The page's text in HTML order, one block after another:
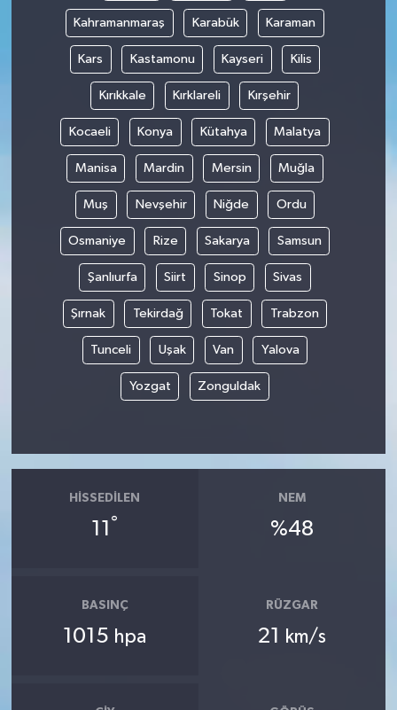
Kahramanmaraş Karabük Karaman
Kars Kastamonu Kayseri Kilis
Kırıkkale Kırklareli Kırşehir
Kocaeli Konya Kütahya Malatya
Manisa Mardin Mersin Muğla
Muş Nevşehir Niğde Ordu
Osmaniye Rize Sakarya Samsun
Şanlıurfa Siirt Sinop Sivas
Şırnak Tekirdağ Tokat Trabzon
Tunceli Uşak Van Yalova
Yozgat Zonguldak
HISSEDILEN
11 °
NEM
%48
BASINÇ
1015 hpa
RÜZGAR
21 km/s